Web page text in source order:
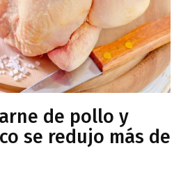
de pollo y
se redujo más de